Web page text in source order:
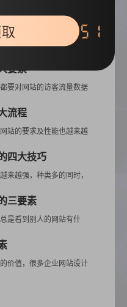
要素
要对网站的访客流量数据
流程
站的要求及性能也越来越
四大技巧
来越强，种类多的同时，
三要素
是看到别人的网站有什
价值，很多企业网站设计
51